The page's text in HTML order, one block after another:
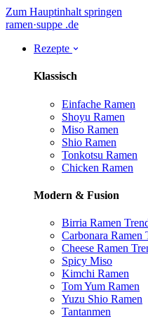
Zum Hauptinhalt springen
ramen·suppe .de
Rezepte
Klassisch
Einfache Ramen
Shoyu Ramen
Miso Ramen
Shio Ramen
Tonkotsu Ramen
Chicken Ramen
Modern & Fusion
Birria Ramen
Carbonara Ramen
Cheese Ramen
Spicy Miso
Kimchi Ramen
Tom Yum Ramen
Yuzu Shio Ramen
Tantanmen